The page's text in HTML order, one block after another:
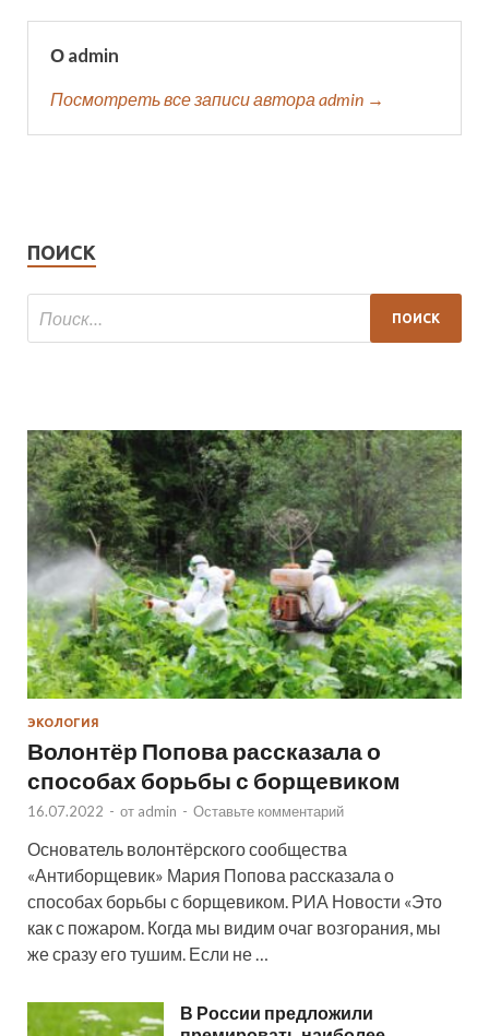
О admin
Посмотреть все записи автора admin →
ПОИСК
ЭКОЛОГИЯ
Волонтёр Попова рассказала о
способах борьбы с борщевиком
16.07.2022 - от admin - Оставьте комментарий
Основатель волонтёрского сообщества
«Антиборщевик» Мария Попова рассказала о
способах борьбы с борщевиком. РИА Новости «Это
как с пожаром. Когда мы видим очаг возгорания, мы
же сразу его тушим. Если не …
В России предложили